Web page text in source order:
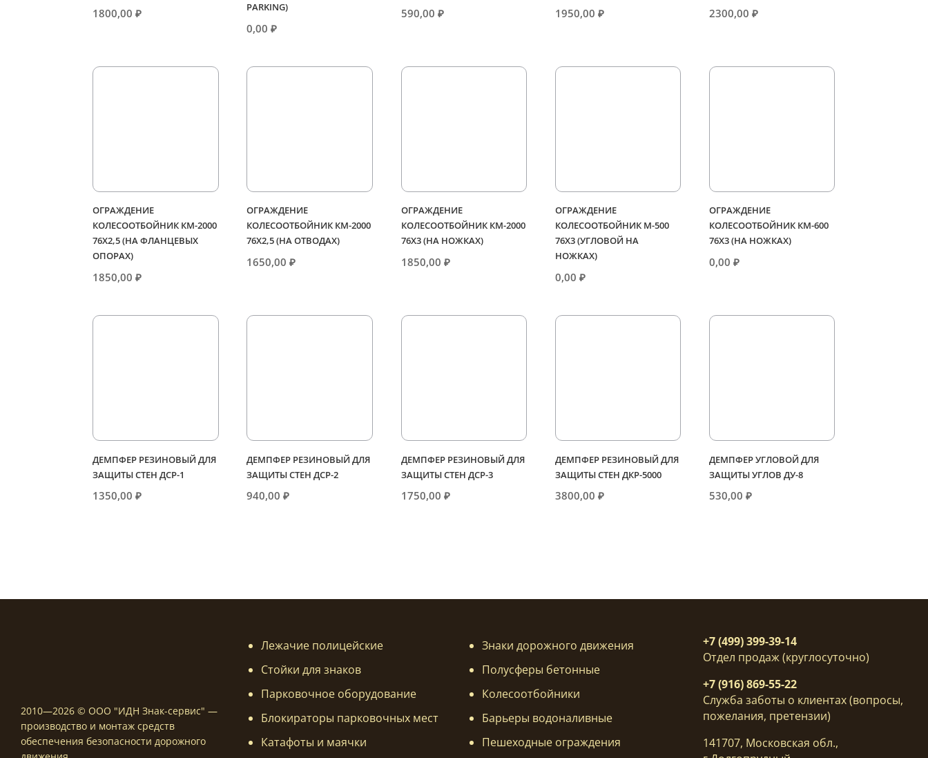
1800,00₽
PARKING)
0,00₽
590,00 ₽ 1950,00 ₽ 2300,00 ₽
ОГРАЖДЕНИЕ
КОЛЕСООТБОЙНИК КМ-2000
76Х2,5 (НА ФЛАНЦЕВЫХ
ОПОРАХ)
1850,00₽
ОГРАЖДЕНИЕ
КОЛЕСООТБОЙНИК КМ-2000
76Х2,5 (НА ОТВОДАХ)
1650,00₽
ОГРАЖДЕНИЕ
КОЛЕСООТБОЙНИК КМ-2000
76Х3 (НА НОЖКАХ)
1850,00 ₽
ОГРАЖДЕНИЕ
КОЛЕСООТБОЙНИК М-500
76Х3 (УГЛОВОЙ НА
НОЖКАХ)
0,00 ₽
ОГРАЖДЕНИЕ
КОЛЕСООТБОЙНИК КМ-600
76Х3 (НА НОЖКАХ)
0,00 ₽
ДЕМПФЕР РЕЗИНОВЫЙ ДЛЯ
ЗАЩИТЫ СТЕН ДСР-1
1350,00₽
ДЕМПФЕР РЕЗИНОВЫЙ ДЛЯ
ЗАЩИТЫ СТЕН ДСР-2
940,00₽
ДЕМПФЕР РЕЗИНОВЫЙ ДЛЯ
ЗАЩИТЫ СТЕН ДСР-3
1750,00 ₽
ДЕМПФЕР РЕЗИНОВЫЙ ДЛЯ
ЗАЩИТЫ СТЕН ДКР-5000
3800,00 ₽
ДЕМПФЕР УГЛОВОЙ ДЛЯ
ЗАЩИТЫ УГЛОВ ДУ-8
530,00 ₽
2010—2026 © ООО "ИДН Знак-сервис" —
производство и монтаж средств
обеспечения безопасности дорожного
Лежачие полицейские
Стойки для знаков
Парковочное оборудование
Блокираторы парковочных мест
Катафоты и маячки
Знаки дорожного движения
Полусферы бетонные
Колесоотбойники
Барьеры водоналивные
Пешеходные ограждения
+7 (499) 399-39-14
Отдел продаж (круглосуточно)
+7 (916) 869-55-22
Служба заботы о клиентах (вопросы,
пожелания, претензии)
141707, Московская обл.,